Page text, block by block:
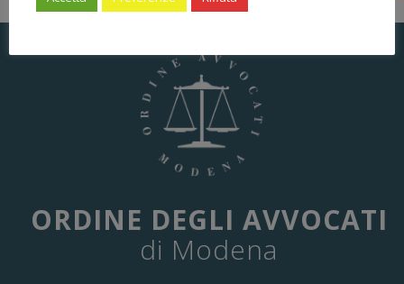
ORDINE DEGLI AVVOCATI
di Modena